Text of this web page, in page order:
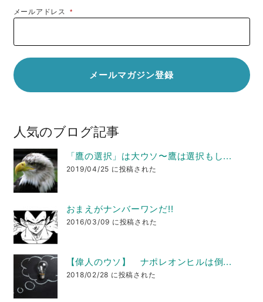
メールアドレス*
人気のブログ記事
「鷹の選択」は大ウソ〜鷹は選択もし...
2019/04/25 に投稿された
おまえがナンバーワンだ!!
2016/03/09 に投稿された
【偉人のウソ】 ナポレオンヒルは倒...
2018/02/28 に投稿された